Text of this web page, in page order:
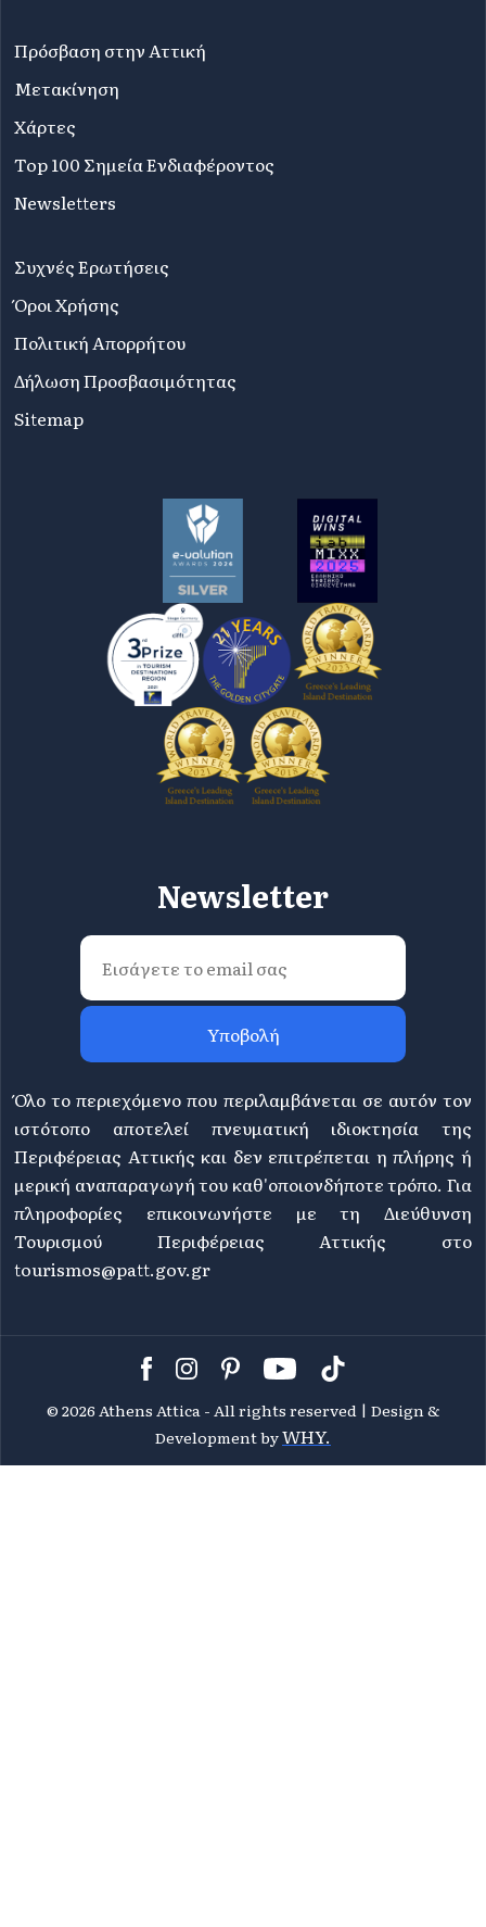
Πρόσβαση στην Αττική
Μετακίνηση
Χάρτες
Top 100 Σημεία Ενδιαφέροντος
Newsletters
Συχνές Ερωτήσεις
Όροι Χρήσης
Πολιτική Απορρήτου
Δήλωση Προσβασιμότητας
Sitemap
Newsletter
Υποβολή
Όλο το περιεχόμενο που περιλαμβάνεται σε αυτόν τον
ιστότοπο αποτελεί πνευματική ιδιοκτησία της
Περιφέρειας Αττικής και δεν επιτρέπεται η πλήρης ή
μερική αναπαραγωγή του καθ'οποιονδήποτε τρόπο. Για
πληροφορίες επικοινωνήστε με τη Διεύθυνση
Τουρισμού Περιφέρειας Αττικής στο
tourismos@patt.gov.gr
© 2026 Athens Attica - All rights reserved | Design &
Development byWHY.